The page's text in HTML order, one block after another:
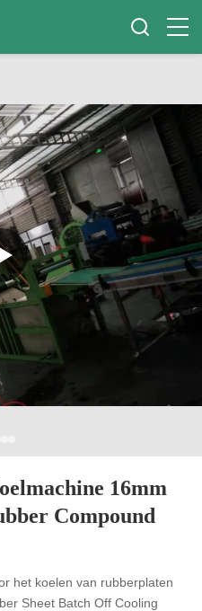
16mm
Compound
het koelen van rubberplaten
Sheet Batch Off Cooling